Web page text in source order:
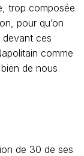
trop composée
pour qu’on
devant ces
comme
de nous
de 30 de ses